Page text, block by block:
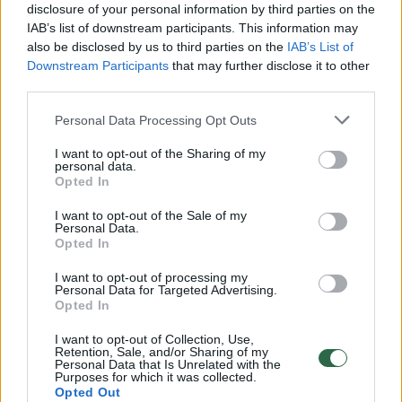
disclosure of your personal information by third parties on the
IAB’s list of downstream participants. This information may
also be disclosed by us to third parties on the IAB’s List of
Downstream Participants that may further disclose it to other
Personal Data Processing Opt Outs
I want to opt-out of the Sharing of my
personal data.
Opted In
I want to opt-out of the Sale of my
Personal Data.
Opted In
I want to opt-out of processing my
Personal Data for Targeted Advertising.
Opted In
I want to opt-out of Collection, Use,
Retention, Sale, and/or Sharing of my
Personal Data that Is Unrelated with the
Purposes for which it was collected.
Opted Out
00:00:30
Vaizdai iš tragiškos avarijos Vilniaus r.: dviejų moterų ir
vaiko gyvybių išgelbėti nepavyko
Žinios | Lietuvos diena
00:00:57
Savaitės vidurys nusimato karštas: temperatūra kils iki
32 laipsnių šilumos
Nufilmavo, kaip patvino Vilniaus Vakarinis aplinkkelis:
vaizdas pribloškia
V. Zalužno pasisakymą laiko bandymu įsitvirtinti